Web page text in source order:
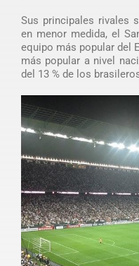
Sus principales rivales
en menor medida, el
equipo más popular del
más popular a nivel
del 13 % de los